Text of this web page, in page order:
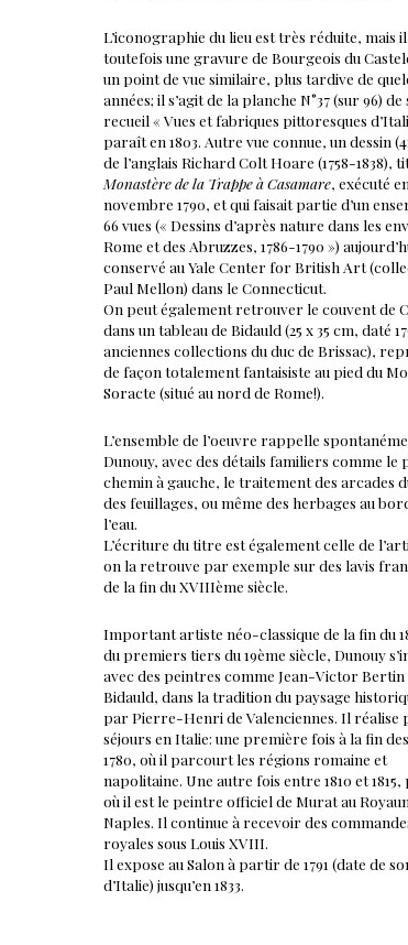
L’iconographie du lieu est très réduite, mais
toutefois une gravure de Bourgeois du
un point de vue similaire, plus tardive de
années; il s’agit de la planche N°37 (sur 96) de
recueil « Vues et fabriques pittoresques
paraît en 1803. Autre vue connue, un dessin
de l’anglais Richard Colt Hoare (1758-1838),
Monastère de la Trappe à Casamare, exécuté en
novembre 1790, et qui faisait partie d’un
66 vues (« Dessins d’après nature dans les
Rome et des Abruzzes, 1786-1790 »)
conservé au Yale Center for British Art
Paul Mellon) dans le Connecticut.
On peut également retrouver le couvent de
dans un tableau de Bidauld (25 x 35 cm, daté
anciennes collections du duc de Brissac),
de façon totalement fantaisiste au pied du
Soracte (situé au nord de Rome!).
L’ensemble de l’oeuvre rappelle
Dunouy, avec des détails familiers comme le
chemin à gauche, le traitement des arcades
des feuillages, ou même des herbages au
l’eau.
L’écriture du titre est également celle de
on la retrouve par exemple sur des lavis
de la fin du XVIIIème siècle.
Important artiste néo-classique de la fin du
du premiers tiers du 19ème siècle, Dunouy
avec des peintres comme Jean-Victor Bertin
Bidauld, dans la tradition du paysage
par Pierre-Henri de Valenciennes. Il réalise
séjours en Italie: une première fois à la fin
1780, où il parcourt les régions romaine et
napolitaine. Une autre fois entre 1810 et
où il est le peintre officiel de Murat au
Naples. Il continue à recevoir des
royales sous Louis XVIII.
Il expose au Salon à partir de 1791 (date de
d’Italie) jusqu’en 1833.